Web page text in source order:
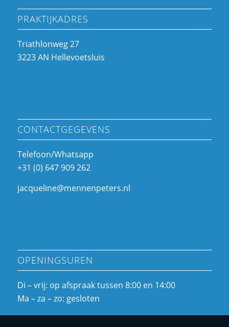
PRAKTIJKADRES
Triathlonweg 27
3223 AN Hellevoetsluis
CONTACTGEGEVENS
Telefoon/Whatsapp
+31 (0) 647 909 262
jacqueline@mennenpeters.nl
OPENINGSUREN
Di – vrij: op afspraak tussen 8:00 en 14:00
Ma – za – zo: gesloten